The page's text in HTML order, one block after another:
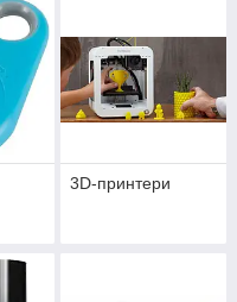
3D-принтери